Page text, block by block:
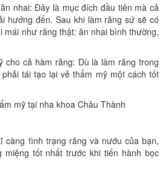
nhai: Đây là mục đích đầu tiên mà cả
hướng đến. Sau khi làm răng sứ sẽ có
mái như răng thật: ăn nhai bình thường,
cho cả hàm răng: Dù là làm răng trong
tái tạo lại vẻ thẩm mỹ một cách tốt
mỹ tại nha khoa Châu Thành
càng tình trạng răng và nướu của bạn,
miệng tốt nhất trước khi tiến hành bọc